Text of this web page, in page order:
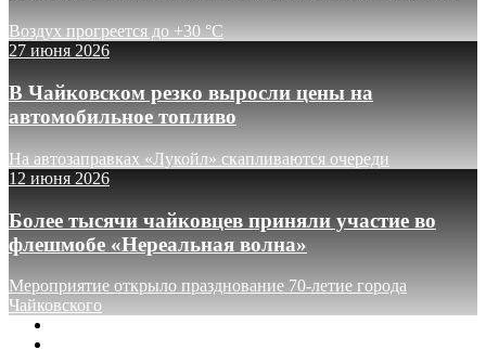
Воздух прогреется до +30 °C
27 июня 2026
В Чайковском резко выросли цены на
автомобильное топливо
На автозаправках «Лукойл» скапливаются очереди
12 июня 2026
Более тысячи чайковцев приняли участие во
флешмобе «Нереальная волна»
Мероприятие открыло празднование 70-летие города
Чайковского